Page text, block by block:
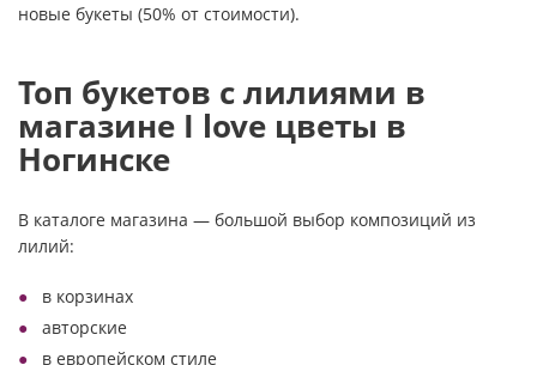
новые букеты (50% от стоимости).
Топ букетов с лилиями в
магазине I love цветы в
Ногинске
В каталоге магазина — большой выбор композиций из
лилий:
в корзинах
авторские
в европейском стиле